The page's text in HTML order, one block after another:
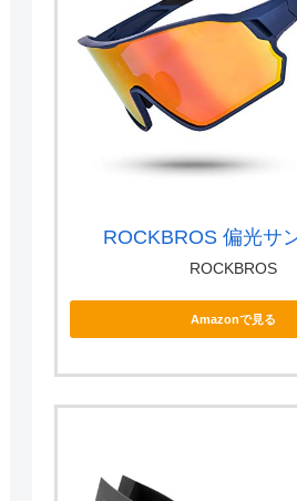
ROCKBROS 偏光サ
ROCKBROS
Amazonで見る